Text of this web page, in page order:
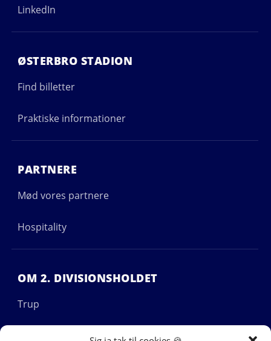
LinkedIn
ØSTERBRO STADION
Find billetter
Praktiske informationer
PARTNERE
Mød vores partnere
Hospitality
OM 2. DIVISIONSHOLDET
Trup